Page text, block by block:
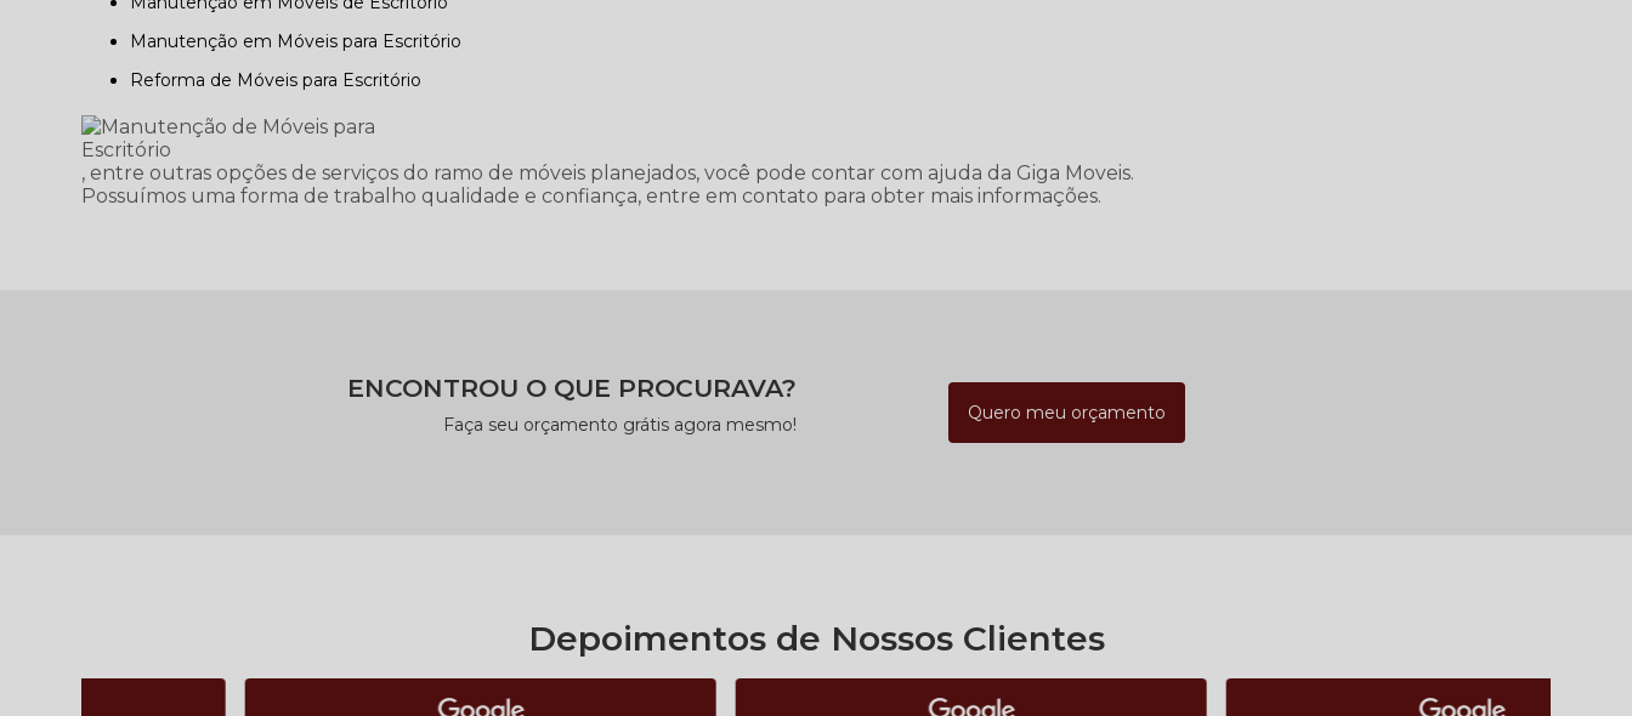
Manutenção em Móveis para Escritório
Reforma de Móveis para Escritório
, entre outras opções de serviços do ramo de móveis planejados, você pode contar com ajuda da Giga Moveis.
Possuímos uma forma de trabalho qualidade e confiança, entre em contato para obter mais informações.
ENCONTROU O QUE PROCURAVA?
Faça seu orçamento grátis agora mesmo!
Quero meu orçamento
Depoimentos de Nossos Clientes